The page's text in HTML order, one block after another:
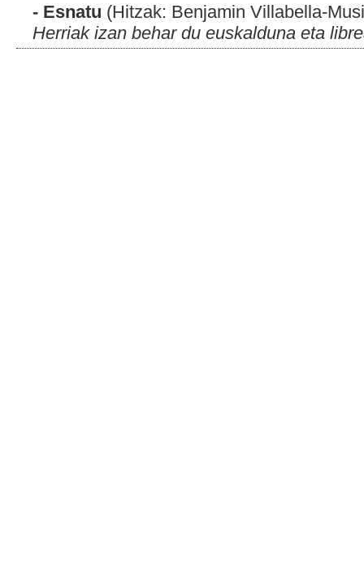
- Esnatu (Hitzak: Benjamin Villabella-
Herriak izan behar du euskalduna eta